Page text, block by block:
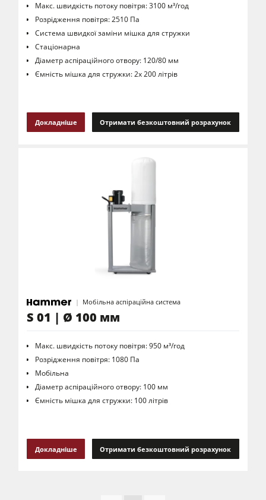
Макс. швидкість потоку повітря: 3100 м³/год
Розрідження повітря: 2510 Па
Система швидкої заміни мішка для стружки
Стаціонарна
Діаметр аспіраційного отвору: 120/80 мм
Ємність мішка для стружки: 2х 200 літрів
Докладніше Отримати безкоштовний розрахунок
Мобільна аспіраційна система
S 01 | Ø 100 мм
Макс. швидкість потоку повітря: 950 м³/год
Розрідження повітря: 1080 Па
Мобільна
Діаметр аспіраційного отвору: 100 мм
Ємність мішка для стружки: 100 літрів
Докладніше Отримати безкоштовний розрахунок